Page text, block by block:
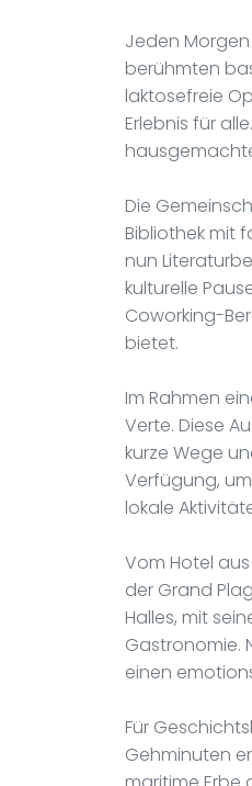
Jeden
berühmten
laktosefreie
Erlebnis für
Die
Bibliothek mit
nun
kulturelle
Coworking-
bietet.
Im Rahmen
Verte. Diese
kurze Wege
Verfügung,
lokale
Vom Hotel
der Grand
Halles, mit
Gastronomie.
einen
Für
Gehminuten